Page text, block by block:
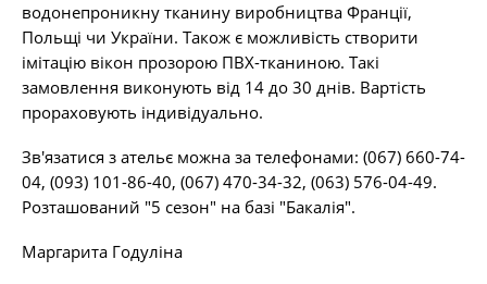
водонепроникну тканину виробництва Франції,
Польщі чи України. Також є можливість створити
імітацію вікон прозорою ПВХ-тканиною. Такі
замовлення виконують від 14 до 30 днів. Вартість
прораховують індивідуально.
Зв'язатися з ательє можна за телефонами: (067) 660-74-
04, (093) 101-86-40, (067) 470-34-32, (063) 576-04-49.
Розташований "5 сезон" на базі "Бакалія".
Маргарита Годуліна